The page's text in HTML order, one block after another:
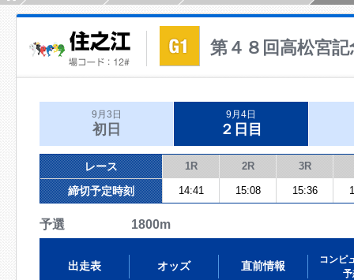
第４８回高松宮
9月3日
初日
9月4日
２日目
レース 1R 2R 3R
締切予定時刻 14:41 15:08 15:36
予選 1800m
出走表 オッズ 直前情報
コンピ
予